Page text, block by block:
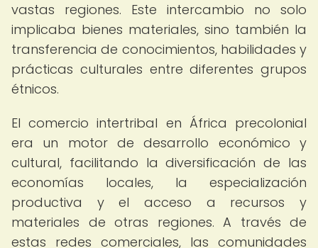
vastas regiones. Este intercambio no solo
implicaba bienes materiales, sino también la
transferencia de conocimientos, habilidades y
prácticas culturales entre diferentes grupos
étnicos.
El comercio intertribal en África precolonial
era un motor de desarrollo económico y
cultural, facilitando la diversificación de las
economías locales, la especialización
productiva y el acceso a recursos y
materiales de otras regiones. A través de
estas redes comerciales, las comunidades